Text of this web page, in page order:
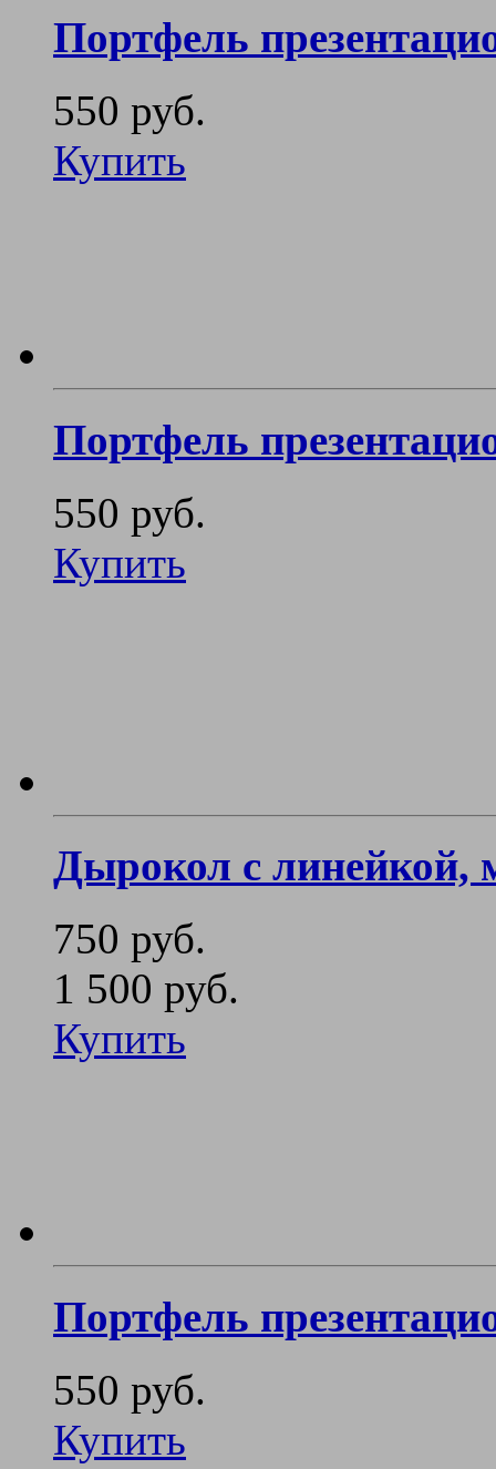
Портфель
550 руб.
Купить
Портфель
550 руб.
Купить
Дырокол с линейкой,
750 руб.
1 500 руб.
Купить
Портфель
550 руб.
Купить